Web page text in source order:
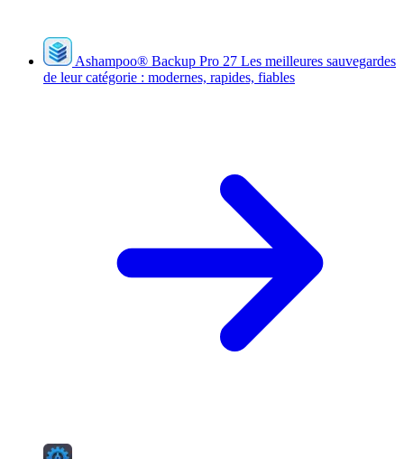
Ashampoo® Backup Pro 27 Les meilleures sauvegardes
de leur catégorie : modernes, rapides, fiables